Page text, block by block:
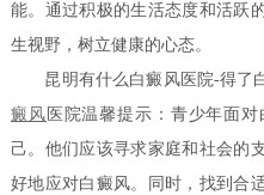
能。通过积极的生活态度和活跃
生视野，树立健康的心态。
昆明有什么白癜风医院-得了
癜风 医院温馨提示：青少年面
己。他们应该寻求家庭和社会的
好地应对白癜风。同时，找到合